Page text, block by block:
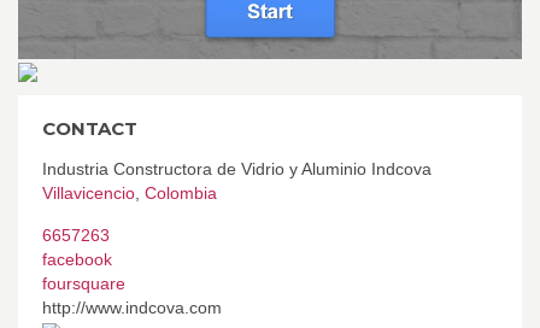
CONTACT
Industria Constructora de Vidrio y Aluminio Indcova
Villavicencio Colombia
6657263
facebook
foursquare
http://www.indcova.com